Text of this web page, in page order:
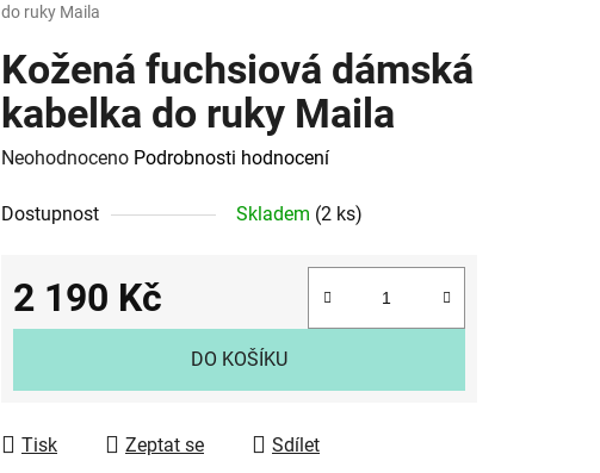
do ruky Maila
Kožená fuchsiová dámská
kabelka do ruky Maila
Průměrné
produktu
0,0
Neohodnoceno Podrobnosti hodnocení
Dostupnost Skladem (2 ks)
2 190 Kč
Měrná cena:
DO KOŠÍKU
Tisk Zeptat se Sdílet